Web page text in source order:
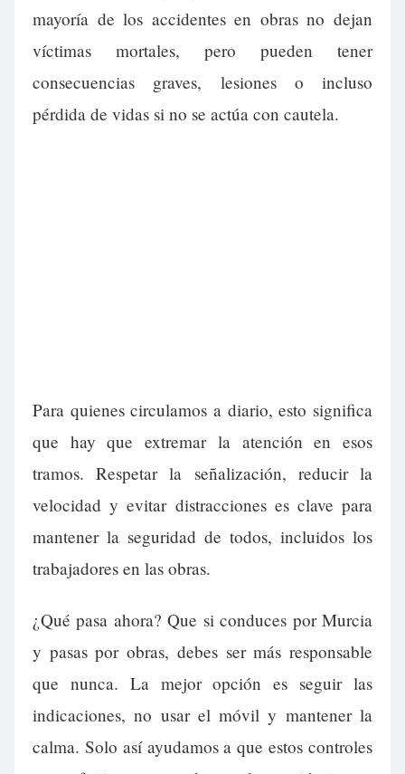
mayoría de los accidentes en obras no dejan
víctimas mortales, pero pueden tener
consecuencias graves, lesiones o incluso
pérdida de vidas si no se actúa con cautela.
Para quienes circulamos a diario, esto significa
que hay que extremar la atención en esos
tramos. Respetar la señalización, reducir la
velocidad y evitar distracciones es clave para
mantener la seguridad de todos, incluidos los
trabajadores en las obras.
¿Qué pasa ahora? Que si conduces por Murcia
y pasas por obras, debes ser más responsable
que nunca. La mejor opción es seguir las
indicaciones, no usar el móvil y mantener la
calma. Solo así ayudamos a que estos controles